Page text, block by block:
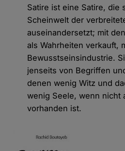
Satire ist eine Satire, die
Scheinwelt der
auseinandersetzt; mit
als Wahrheiten verkauft,
Bewusstseinsindustrie.
jenseits von Begriffen
denen wenig Witz und
wenig Seele, wenn nicht
vorhanden ist.